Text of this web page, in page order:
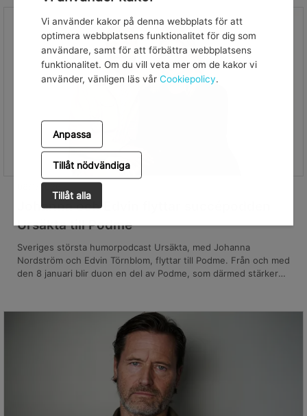
Vi använder kakor på denna webbplats för att
optimera webbplatsens funktionalitet för dig som
användare, samt för att förbättra webbplatsens
funktionalitet. Om du vill veta mer om de kakor vi
använder, vänligen läs vår Cookiepolicy.
Anpassa
Tillåt nödvändiga
Tillåt alla
08/1/2026
Johanna och Edvin flyttar succépodden
Ursäkta till Podme
Sveriges största humorpodcast Ursäkta, med Johanna
Nordström och Edvin Törnblom, flyttar till Podme. Från och med
den 8 januari blir duon en del av Podme, som därmed stärker